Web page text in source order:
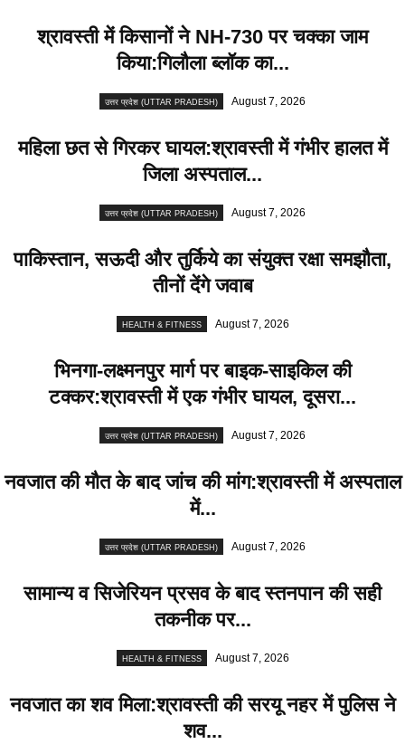
श्रावस्ती में किसानों ने NH-730 पर चक्का जाम
किया:गिलौला ब्लॉक का...
उत्तर प्रदेश (UTTAR PRADESH) August 7, 2026
महिला छत से गिरकर घायल:श्रावस्ती में गंभीर हालत में
जिला अस्पताल...
उत्तर प्रदेश (UTTAR PRADESH) August 7, 2026
पाकिस्तान, सऊदी और तुर्किये का संयुक्त रक्षा समझौता,
तीनों देंगे जवाब
HEALTH & FITNESS August 7, 2026
भिनगा-लक्ष्मनपुर मार्ग पर बाइक-साइकिल की
टक्कर:श्रावस्ती में एक गंभीर घायल, दूसरा...
उत्तर प्रदेश (UTTAR PRADESH) August 7, 2026
नवजात की मौत के बाद जांच की मांग:श्रावस्ती में अस्पताल
में...
उत्तर प्रदेश (UTTAR PRADESH) August 7, 2026
सामान्य व सिजेरियन प्रसव के बाद स्तनपान की सही
तकनीक पर...
HEALTH & FITNESS August 7, 2026
नवजात का शव मिला:श्रावस्ती की सरयू नहर में पुलिस ने
शव...